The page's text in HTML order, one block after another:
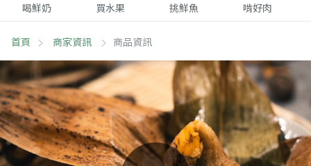
喝鮮奶 買水果 挑鮮魚 啃好肉
首頁 商家資訊 商品資訊